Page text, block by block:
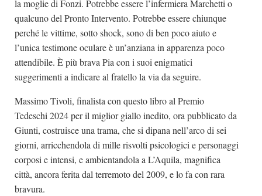
la moglie di Fonzi. Potrebbe essere l’infermiera Marchetti o
qualcuno del Pronto Intervento. Potrebbe essere chiunque
perché le vittime, sotto shock, sono di ben poco aiuto e
l’unica testimone oculare è un’anziana in apparenza poco
attendibile. È più brava Pia con i suoi enigmatici
suggerimenti a indicare al fratello la via da seguire.
Massimo Tivoli, finalista con questo libro al Premio
Tedeschi 2024 per il miglior giallo inedito, ora pubblicato da
Giunti, costruisce una trama, che si dipana nell’arco di sei
giorni, arricchendola di mille risvolti psicologici e personaggi
corposi e intensi, e ambientandola a L’Aquila, magnifica
città, ancora ferita dal terremoto del 2009, e lo fa con rara
bravura.